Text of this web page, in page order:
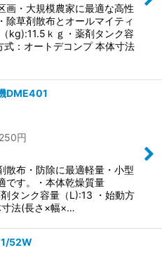
画・大規模農家に最適な高性
除草剤散布とオールマイティ
kg):11.5ｋｇ・薬剤タンク容
：オートデコンプ 本体寸法
DME401
円
散布・防除に最適軽量・小型
です。・本体乾燥質量
タンク容量（L):13 ・始動方
寸法(長さ×幅×…
52W